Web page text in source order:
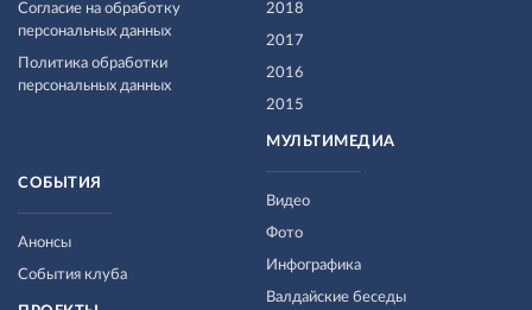
Согласие на обработку
персональных данных
Политика обработки
персональных данных
2018
2017
2016
2015
МУЛЬТИМЕДИА
Видео
Фото
Инфографика
Валдайские беседы
СОБЫТИЯ
Анонсы
События клуба